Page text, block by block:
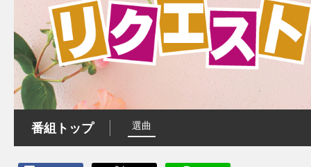
番組トップ 選曲